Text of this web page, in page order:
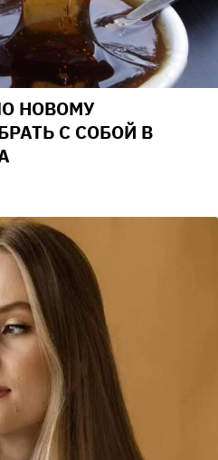
НОВОМУ
С СОБОЙ В